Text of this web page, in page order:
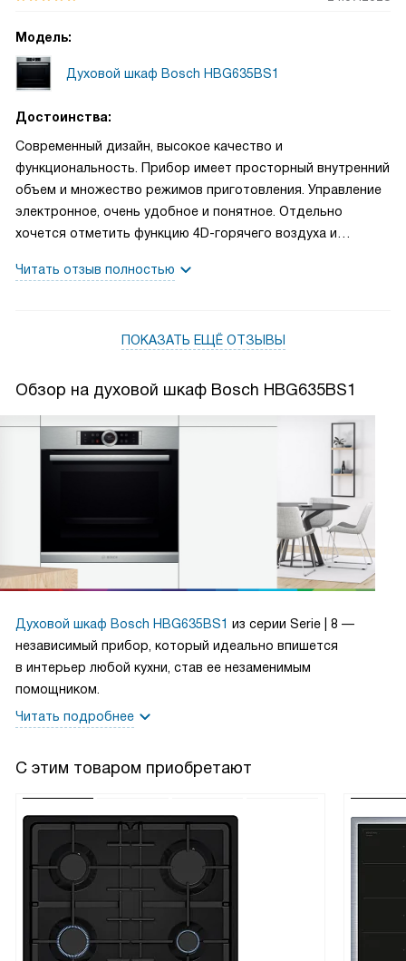
Модель:
Духовой шкаф Bosch HBG635BS1
Достоинства:
Современный дизайн, высокое качество и
функциональность. Прибор имеет просторный внутренний
объем и множество режимов приготовления. Управление
электронное, очень удобное и понятное. Отдельно
хочется отметить функцию 4D-горячего воздуха и
Приятный бонус - блокировка от детей!
Читать отзыв полностью
ПОКАЗАТЬ ЕЩЁ ОТЗЫВЫ
Обзор на духовой шкаф Bosch HBG635BS1
Духовой шкаф Bosch HBG635BS1 из серии Serie | 8 —
независимый прибор, который идеально впишется
в интерьер любой кухни, став ее незаменимым
помощником.
Читать подробнее
С этим товаром приобретают